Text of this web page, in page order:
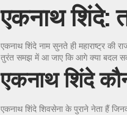
एकनाथ शिंदे:
एकनाथ शिंदे नाम सुनते ही महाराष्ट्र
तुरंत समझ में आ जाए कि आगे क्या बदल
एकनाथ शिंदे
एकनाथ शिंदे शिवसेना के पुराने नेता हैं